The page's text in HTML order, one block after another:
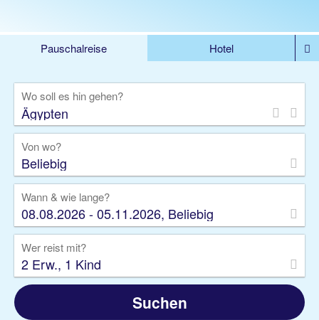
Pauschalreise
Hotel
Kreuzfahrten
Rundreisen
Privattransfer
Zusatzleistungen
Wo soll es hin gehen?
Von wo?
Beliebig
Wann & wie lange?
08.08.2026 - 05.11.2026, Beliebig
Wer reist mit?
2 Erw., 1 Kind
Suchen